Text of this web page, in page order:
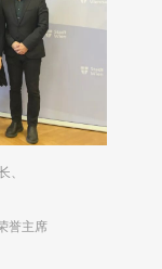
、
誉主席